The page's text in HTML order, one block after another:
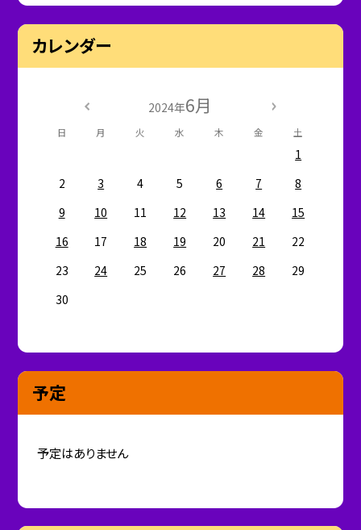
カレンダー
2024年6月
日 月 火 水 木 金 土
1
2
3 4 5 6 7
8
9
10 11 12 13 14
15
16
17 18 19 20 21
22
23
24 25 26 27 28
29
30
予定
予定はありません